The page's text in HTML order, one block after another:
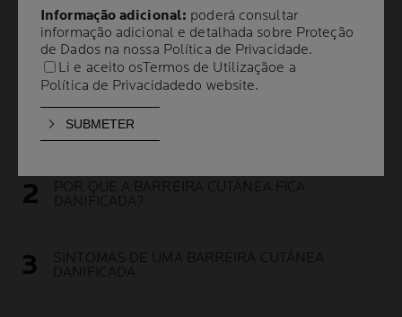
reparadores específicos, torna-se essencial para
restaurar a função protetora ideal da pele.
O QUE É A BARREIRA CUTÂNEA E POR QUE É
IMPORTANTE?
POR QUE A BARREIRA CUTÂNEA FICA
DANIFICADA?
SINTOMAS DE UMA BARREIRA CUTÂNEA
DANIFICADA
Informação adicional: poderá consultar
informação adicional e detalhada sobre Proteção
de Dados na nossa Política de Privacidade.
Li e aceito osTermos de Utilizaçãoe a
Política de Privacidadedo website.
Informação adicional: poderá consultar
informação adicional e detalhada sobre Proteção
de Dados na nossa Política de Privacidade.
Li e aceito osTermos de Utilizaçãoe a
Política de Privacidadedo website.